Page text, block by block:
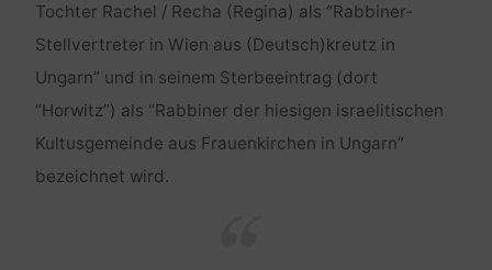
Tochter Rachel / Recha (Regina) als “Rabbiner-
Stellvertreter in Wien aus (Deutsch)kreutz in
Ungarn” und in seinem Sterbeeintrag (dort
“Horwitz”) als “Rabbiner der hiesigen israelitischen
Kultusgemeinde aus Frauenkirchen in Ungarn”
bezeichnet wird.